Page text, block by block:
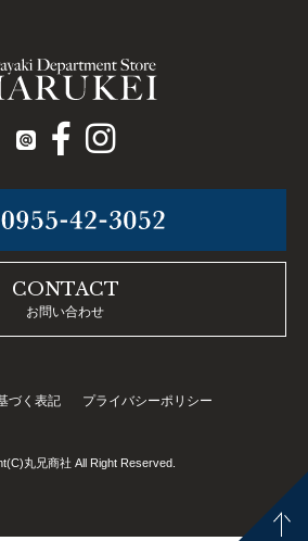
CONTACT
お問い合わせ
づく表記 プライバシーポリシー
丸兄商社 All Right Reserved.